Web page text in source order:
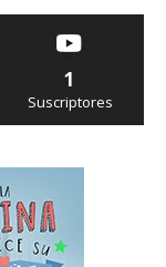
1
Suscriptores